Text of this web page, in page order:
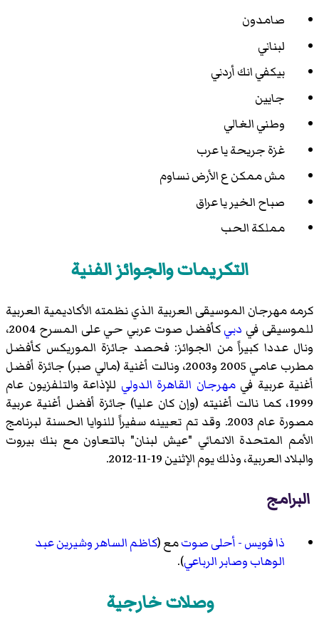
صامدون
لبناني
بيكفي انك أردني
جايين
وطني الغالي
غزة جريحة يا عرب
مش ممكن ع الأرض نساوم
صباح الخير يا عراق
مملكة الحب
التكريمات والجوائز الفنية
كرمه مهرجان الموسيقى العربية الذي نظمته الأكاديمية العربية
للموسيقى في دبي
كأفضل صوت عربي حي على المسرح 2004،
ونال عددا كبيراً من الجوائز: فحصد جائزة الموريكس كأفضل
مطرب عامي 2005 و2003، ونالت أغنية (مالي صبر) جائزة أفضل
أغنية عربية فيمهرجان القاهرة الدولي للإذاعة والتلفزيون عام
1999، كما نالت أغنيته (وإن كان عليا) جائزة أفضل أغنية عربية
مصورة عام 2003. وقد تم تعيينه سفيراً للنوايا الحسنة لبرنامج
الأمم المتحدة الانمائي "عيش لبنان" بالتعاون مع بنك بيروت
والبلاد العربية، وذلك يوم الإثنين 19-11-2012.
البرامج
ذا فويس - أحلى صوتمع (كاظم الساهروشيرين عبد
الوهابوصابر الرباعي).
وصلات خارجية